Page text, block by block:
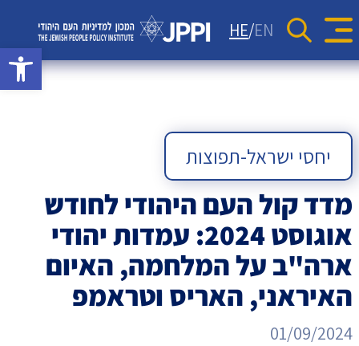
פתח
המכון
למדיניות
העם
היהודי
אתר המכון למדיניות
HE EN
סקרים
יחסי ישראל-תפוצות
קהילות יהודיות בעולם
אנטישמיות
דמוקרטיה
דת ומדינה
חרדים
המזרח התיכון
חרבות ברזל
כתבות
הודעות לעיתונות
Button
יחסי ישראל-תפוצות
מדד קול העם היהודי לחודש
אוגוסט 2024: עמדות יהודי
ארה"ב על המלחמה, האיום
האיראני, האריס וטראמפ
01/09/2024